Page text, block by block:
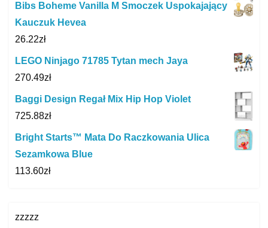
Bibs Boheme Vanilla M Smoczek Uspokajający
Kauczuk Hevea
26.22zł
LEGO Ninjago 71785 Tytan mech Jaya
270.49zł
Baggi Design Regał Mix Hip Hop Violet
725.88zł
Bright Starts™ Mata Do Raczkowania Ulica
Sezamkowa Blue
113.60zł
zzzzz